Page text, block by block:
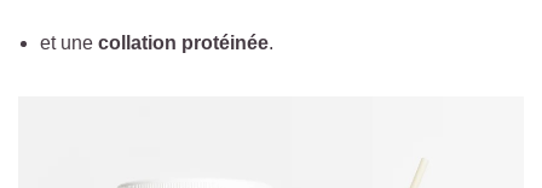
et une collation protéinée.